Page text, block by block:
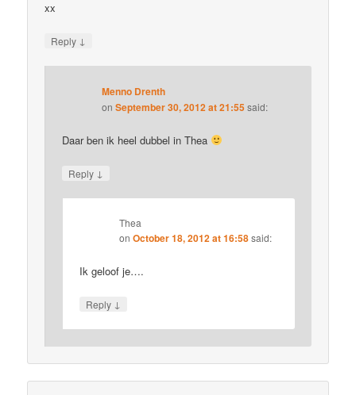
xx
Reply ↓
Menno Drenth
onSeptember 30, 2012 at 21:55 said:
Daar ben ik heel dubbel in Thea
Reply ↓
Thea
onOctober 18, 2012 at 16:58 said:
Ik geloof je….
Reply ↓